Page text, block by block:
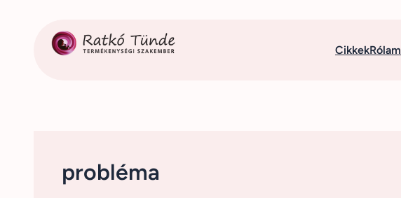
tartalomhoz
CikkekRólam
probléma